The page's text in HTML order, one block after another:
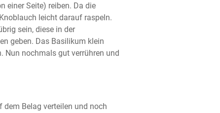
einer Seite) reiben. Da die
leicht darauf raspeln.
sein, diese in der
geben. Das Basilikum klein
Nun nochmals gut verrühren und
Belag verteilen und noch